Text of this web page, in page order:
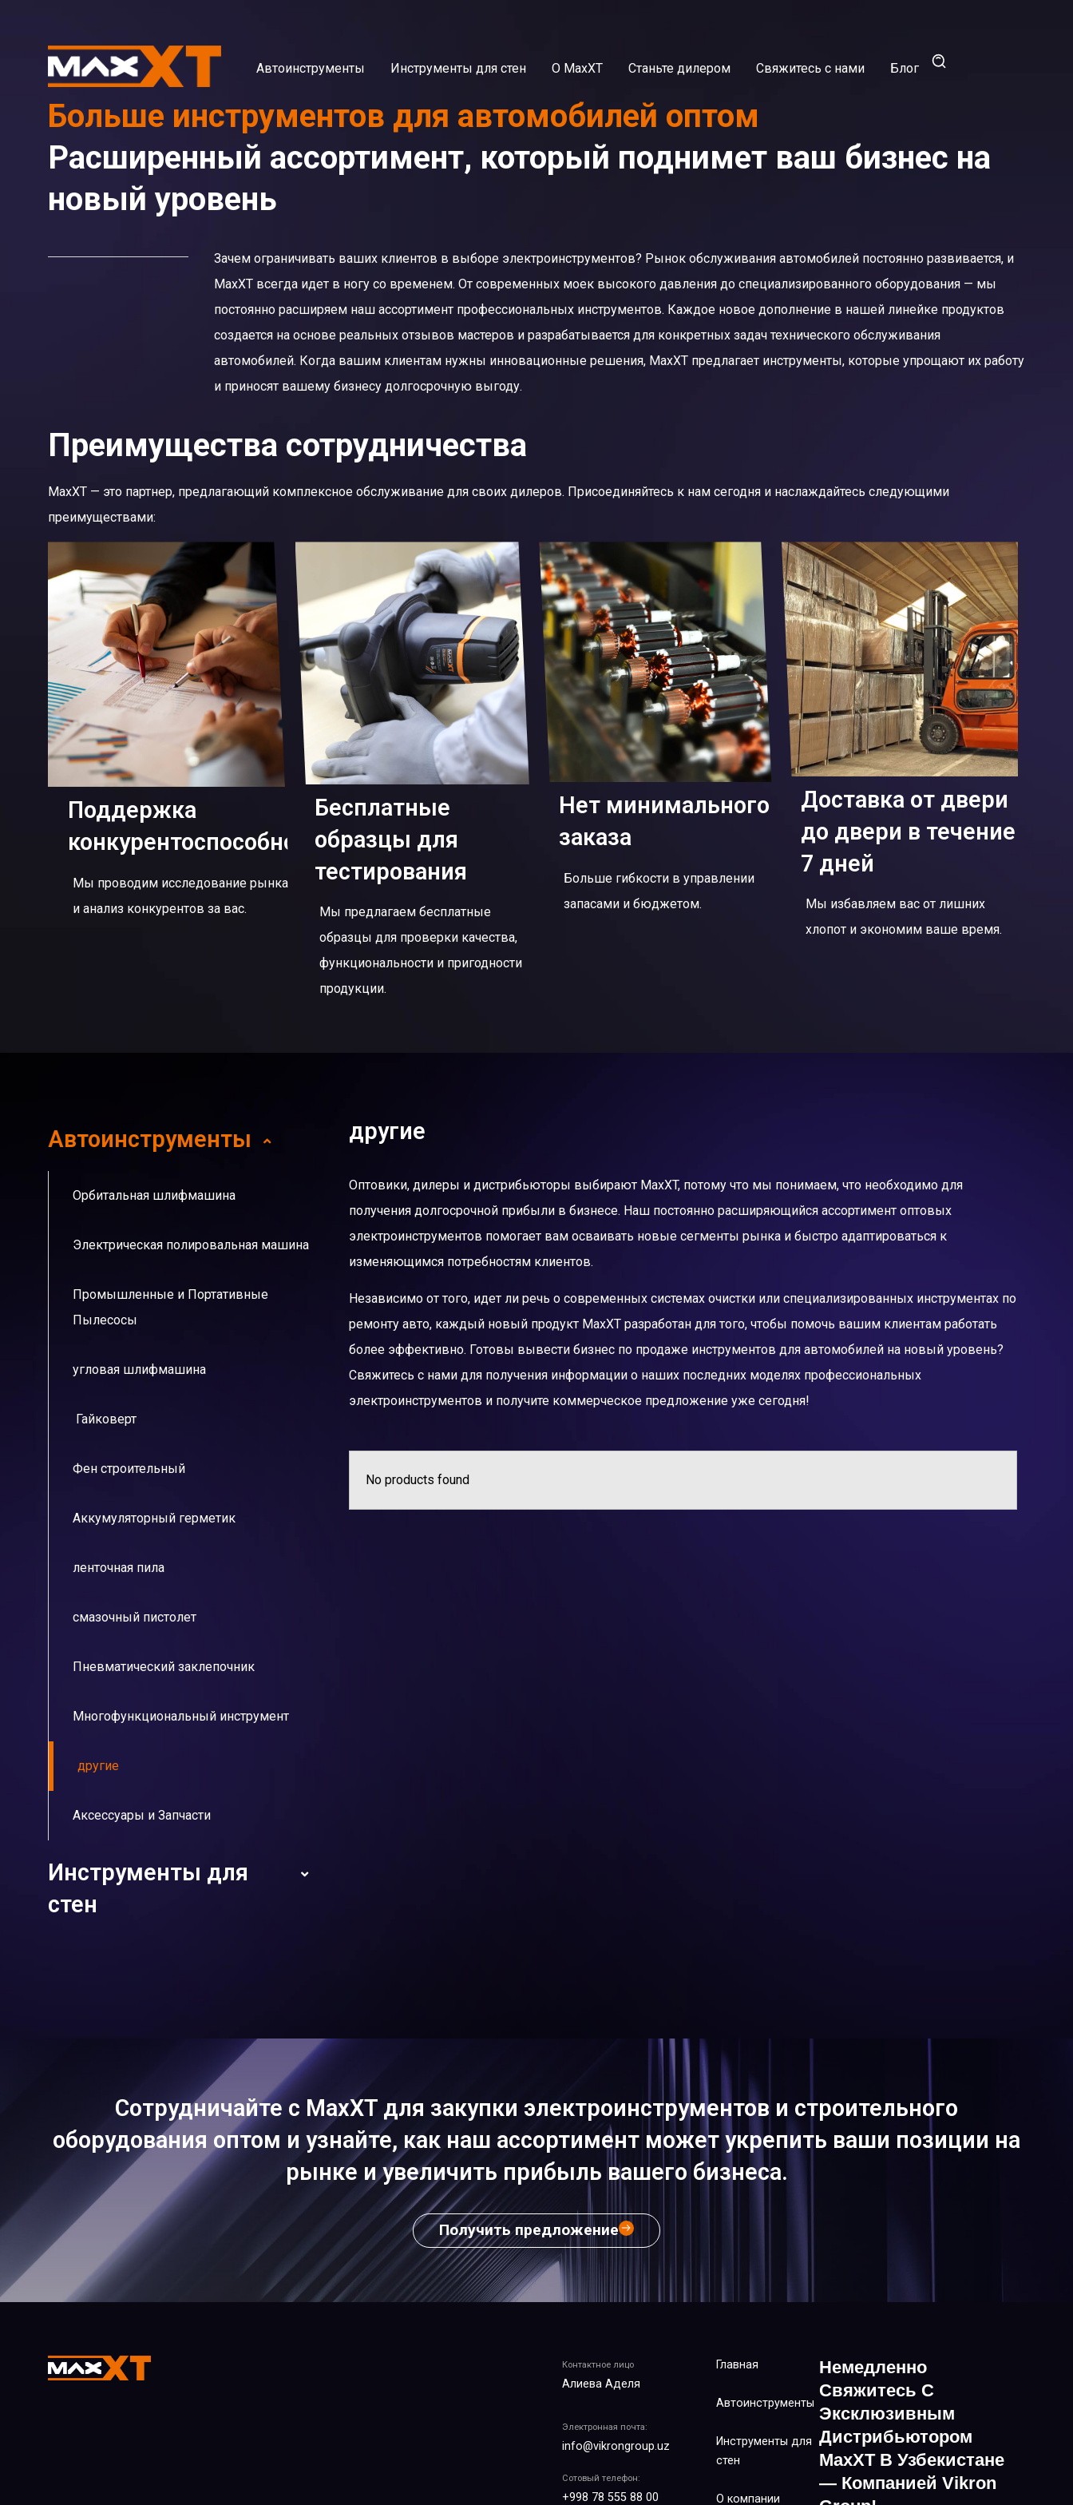
Автоинструменты Инструменты для стен О MaxXT Станьте дилером Свяжитесь с нами Блог
Больше инструментов для автомобилей оптом
Расширенный ассортимент, который поднимет ваш бизнес на
новый уровень
Зачем ограничивать ваших клиентов в выборе электроинструментов? Рынок обслуживания автомобилей постоянно развивается, и
MaxXT всегда идет в ногу со временем. От современных моек высокого давления до специализированного оборудования — мы
постоянно расширяем наш ассортимент профессиональных инструментов. Каждое новое дополнение в нашей линейке продуктов
создается на основе реальных отзывов мастеров и разрабатывается для конкретных задач технического обслуживания
автомобилей. Когда вашим клиентам нужны инновационные решения, MaxXT предлагает инструменты, которые упрощают их работу
и приносят вашему бизнесу долгосрочную выгоду.
Преимущества cотрудничества
MaxXT — это партнер, предлагающий комплексное обслуживание для своих дилеров. Присоединяйтесь к нам сегодня и наслаждайтесь следующими
преимуществами:
Поддержка
конкурентоспособности
Мы проводим исследование рынка
и анализ конкурентов за вас.
Бесплатные
образцы для
тестирования
Мы предлагаем бесплатные
образцы для проверки качества,
функциональности и пригодности
продукции.
Нет минимального
заказа
Больше гибкости в управлении
запасами и бюджетом.
Доставка от двери
до двери в течение
7 дней
Мы избавляем вас от лишних
хлопот и экономим ваше время.
Автоинструменты
Орбитальная шлифмашина
Электрическая полировальная машина
Промышленные и Портативные
Пылесосы
угловая шлифмашина
Гайковерт
Фен строительный
Аккумуляторный герметик
ленточная пила
смазочный пистолет
Пневматический заклепочник
Многофункциональный инструмент
другие
Аксессуары и Запчасти
Инструменты для
стен
Угловых Шлифмашин
ленточная пила
Краскопульт
герметик
Шуруповерт
инструмент для вырезания
другие
Оптовики, дилеры и дистрибьюторы выбирают MaxXT, потому что мы понимаем, что необходимо для
получения долгосрочной прибыли в бизнесе. Наш постоянно расширяющийся ассортимент оптовых
электроинструментов помогает вам осваивать новые сегменты рынка и быстро адаптироваться к
изменяющимся потребностям клиентов.
Независимо от того, идет ли речь о современных системах очистки или специализированных инструментах по
ремонту авто, каждый новый продукт MaxXT разработан для того, чтобы помочь вашим клиентам работать
более эффективно. Готовы вывести бизнес по продаже инструментов для автомобилей на новый уровень?
Свяжитесь с нами для получения информации о наших последних моделях профессиональных
электроинструментов и получите коммерческое предложение уже сегодня!
No products found
Сотрудничайте с MaxXT для закупки электроинструментов и строительного
оборудования оптом и узнайте, как наш ассортимент может укрепить ваши позиции на
рынке и увеличить прибыль вашего бизнеса.
Получить предложение
Контактное лицо
Алиева Аделя
Электронная почта:
info@vikrongroup.uz
Сотовый телефон:
+998 78 555 88 00
Главная
Автоинструменты
Инструменты для
стен
О компании
Немедленно
Свяжитесь С
Эксклюзивным
Дистрибьютором
MaxXT В Узбекистане
— Компанией Vikron